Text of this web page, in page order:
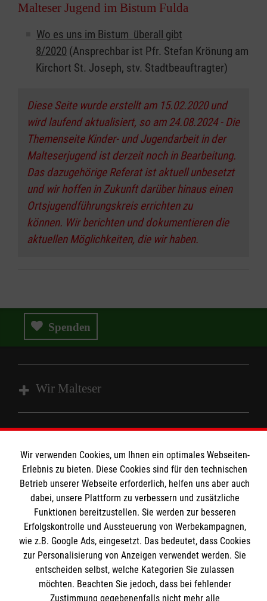
Malteser Jugend im Bistum Fulda
Wo es uns im Bistum überall gibt
8/2020 (Ansprechbar ist Pfr. Stefan Krönung am
Kirchort St. Joseph, stv. Stadtbeauftragter)
Diese Seite wurde erstellt am 15.02.2020 und
wird laufend aktualisiert, so am 24.08.2024 - Die
Themenseite Kinder- und Jugendarbeit in der
Malteserjugend ist derzeit noch in Bearbeitung.
Das dazugehörige Referat ist aktuell unbesetzt
und wir hoffen in Zukunft darüber hinaus einen
Ortsjugendführungskreis errichten zu
können. Wir berichten und dokumentieren die
aktuellen Möglichkeiten, die wir haben.
Spenden
Wir Malteser
Spenden & Helfen
Angebote & Leistungen
Kursangebote
Mitarbeiten & Stellenangebote
Wir Malteser
Informationen
Kontakt
Presse und Medien
Transparenz
Impressum
Datenschutz
Malteser online
Malteser Jugend
Spendenkonto
Wir verwenden Cookies, um Ihnen ein optimales Webseiten-
Erlebnis zu bieten. Diese Cookies sind für den technischen
Betrieb unserer Webseite erforderlich, helfen uns aber auch
dabei, unsere Plattform zu verbessern und zusätzliche
Funktionen bereitzustellen. Sie werden zur besseren
Erfolgskontrolle und Aussteuerung von Werbekampagnen,
wie z.B. Google Ads, eingesetzt. Das bedeutet, dass Cookies
zur Personalisierung von Anzeigen verwendet werden. Sie
entscheiden selbst, welche Kategorien Sie zulassen
möchten. Beachten Sie jedoch, dass bei fehlender
Zustimmung gegebenenfalls nicht mehr alle